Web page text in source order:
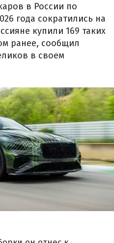
в России по
года сократились на
купили 169 таких
ранее, сообщил
в своем